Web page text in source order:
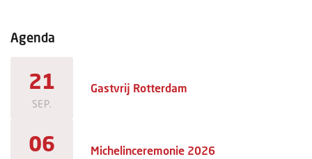
Agenda
21
SEP.
Gastvrij Rotterdam
06 Michelinceremonie 2026